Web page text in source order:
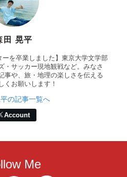
田 晃平
ーを卒業しました】東京大学文学部
・サッカー現地観戦など。みなさ
事や、旅・地理の楽しさを伝える
くお願いします！
の記事一覧へ
Account
Me